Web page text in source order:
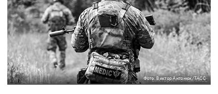
Фото: Виктор Антонюк/ТАСС